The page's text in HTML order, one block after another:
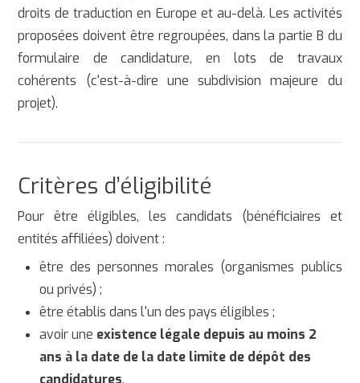
droits de traduction en Europe et au-delà. Les activités
proposées doivent être regroupées, dans la partie B du
formulaire de candidature, en lots de travaux
cohérents (c'est-à-dire une subdivision majeure du
projet).
Critères d’éligibilité
Pour être éligibles, les candidats (bénéficiaires et
entités affiliées) doivent :
être des personnes morales (organismes publics
ou privés) ;
être établis dans l'un des pays éligibles ;
avoir une existence légale depuis au moins 2
ans à la date de la date limite de dépôt des
candidatures.